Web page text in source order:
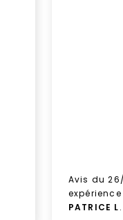
Avis du
PATRICE L.